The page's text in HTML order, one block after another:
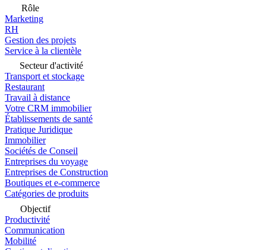
Rôle
Marketing
RH
Gestion des projets
Service à la clientèle
Secteur d'activité
Transport et stockage
Restaurant
Travail à distance
Votre CRM immobilier
Établissements de santé
Pratique Juridique
Immobilier
Sociétés de Conseil
Entreprises du voyage
Entreprises de Construction
Boutiques et e-commerce
Catégories de produits
Objectif
Productivité
Communication
Mobilité